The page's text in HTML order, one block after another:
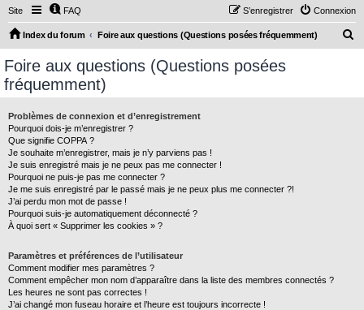
Site FAQ Connexion
S’enregistrer
Index du forum Foire aux questions (Questions posées fréquemment)
Foire aux questions (Questions posées
fréquemment)
Problèmes de connexion et d’enregistrement
Pourquoi dois-je m’enregistrer ?
Que signifie COPPA ?
Je souhaite m’enregistrer, mais je n’y parviens pas !
Je suis enregistré mais je ne peux pas me connecter !
Pourquoi ne puis-je pas me connecter ?
Je me suis enregistré par le passé mais je ne peux plus me connecter ?!
J’ai perdu mon mot de passe !
Pourquoi suis-je automatiquement déconnecté ?
À quoi sert « Supprimer les cookies » ?
Paramètres et préférences de l’utilisateur
Comment modifier mes paramètres ?
Comment empêcher mon nom d’apparaître dans la liste des membres connectés ?
Les heures ne sont pas correctes !
J’ai changé mon fuseau horaire et l’heure est toujours incorrecte !